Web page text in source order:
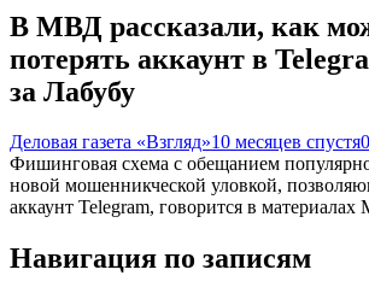
В МВД рассказали, как
потерять аккаунт в
за Лабубу
Деловая газета «Взгляд»10 месяцев спустя0
Фишинговая схема с обещанием
новой мошенникческой уловкой,
аккаунт Telegram, говорится в
Навигация по записям